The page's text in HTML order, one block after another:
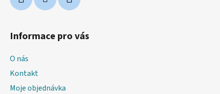
Informace pro vás
O nás
Kontakt
Moje objednávka